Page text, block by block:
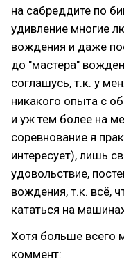
на сабреддите по
удивление многие
вождения и даже
до "мастера"
соглашусь, т.к. у
никакого опыта с
и уж тем более на
соревнование я
интересует), лишь
удовольствие,
вождения, т.к. всё,
кататься на
Хотя больше всего
коммент: